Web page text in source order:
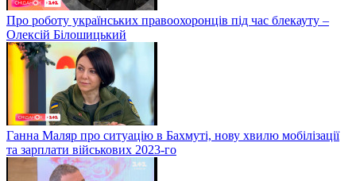
Про роботу українських правоохоронців під час блекауту –
Олексій Білошицький
Ганна Маляр про ситуацію в Бахмуті, нову хвилю мобілізації
та зарплати військових 2023-го